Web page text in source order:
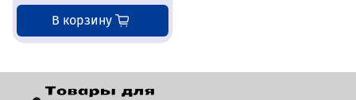
В корзину